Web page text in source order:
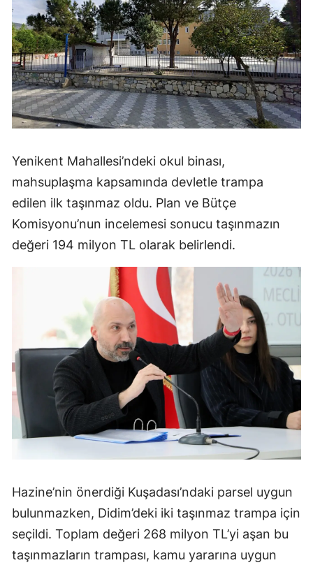
Yenikent Mahallesi’ndeki okul binası,
mahsuplaşma kapsamında devletle trampa
edilen ilk taşınmaz oldu. Plan ve Bütçe
Komisyonu’nun incelemesi sonucu taşınmazın
değeri 194 milyon TL olarak belirlendi.
Hazine’nin önerdiği Kuşadası’ndaki parsel uygun
bulunmazken, Didim’deki iki taşınmaz trampa için
seçildi. Toplam değeri 268 milyon TL’yi aşan bu
taşınmazların trampası, kamu yararına uygun